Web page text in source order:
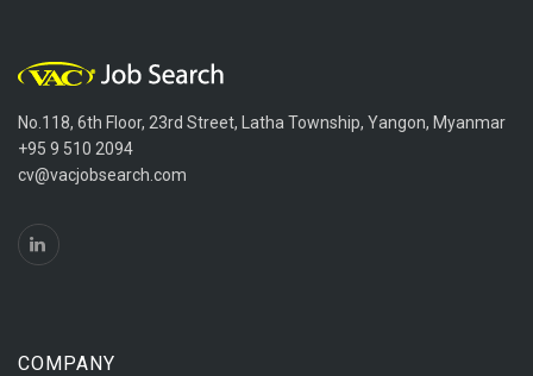
No.118, 6th Floor, 23rd Street, Latha Township, Yangon, Myanmar
+95 9 510 2094
cv@vacjobsearch.com
COMPANY